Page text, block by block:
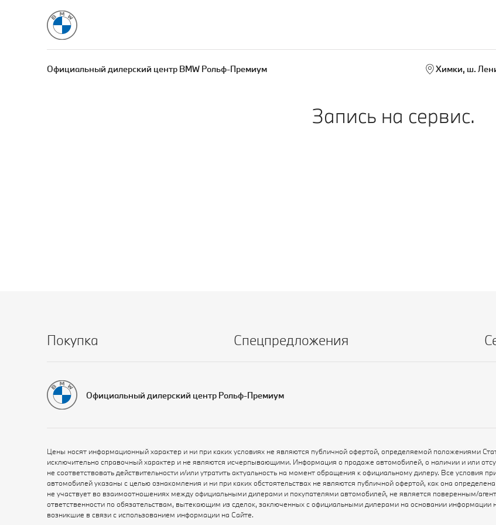
Официальный дилерский центр BMW Рольф-Премиум Химки, ш.
Запись на сервис.
Покупка Спецпредложения
Официальный дилерский центр Рольф-Премиум
Цены носят информационный характер и ни при каких условиях не являются публичной офертой, определяемой положениями
исключительно справочный характер и не являются исчерпывающими. Информация о продаже автомобилей, о наличии и или
не соответствовать действительности и/или утратить актуальность на момент обращения к официальному дилеру. Все условия
автомобилей указаны с целью ознакомления и ни при каких обстоятельствах не являются публичной офертой, как она
не участвует во взаимоотношениях между официальными дилерами и покупателями автомобилей, не является поверенным/
ответственности по обязательствам, вытекающим из сделок, заключенных с официальными дилерами на основании информации
возникшие в связи с использованием информации на Сайте.